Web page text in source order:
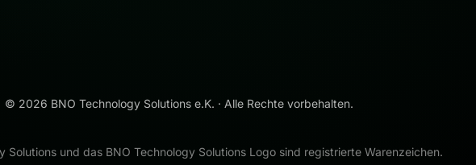
© 2026 BNO Technology Solutions e.K. · Alle Rechte vorbehalten.
Solutions und das BNO Technology Solutions Logo sind registrierte Warenzeichen.